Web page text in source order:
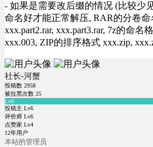
- 如果是需要改后缀的情况 (比较少
命名好才能正常解压, RAR的分卷命
xxx.part2.rar, xxx.part3.rar, 7z的命名
xxx.003, ZIP的排序格式 xxx.zip,
社长-河蟹
投稿数 2958
被拉黑次数 25
Lv6
投稿主 Lv6
评价师 Lv6
点赞家 Lv4
12年用户
本站的管理员